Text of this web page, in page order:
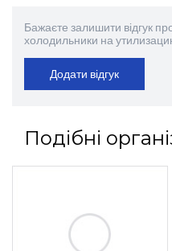
Бажаєте залишити відгук
холодильники на
Додати відгук
Подібні